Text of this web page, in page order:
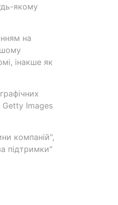
якому
на
інакше як
Getty Images
компаній",
підтримки"